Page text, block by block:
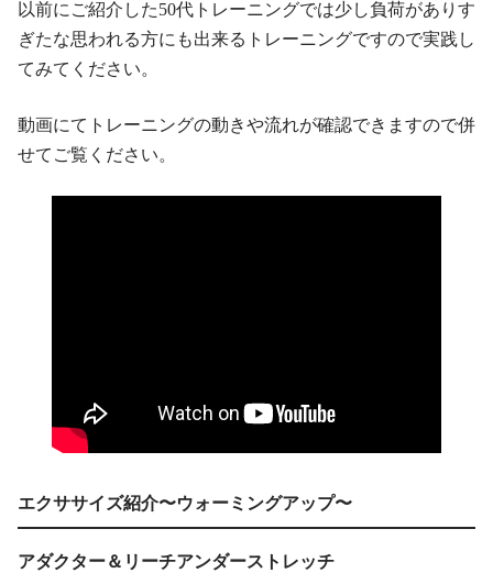
以前にご紹介した50代トレーニングでは少し負荷がありす
ぎたな思われる方にも出来るトレーニングですので実践し
てみてください。
動画にてトレーニングの動きや流れが確認できますので併
せてご覧ください。
エクササイズ紹介〜ウォーミングアップ〜
アダクター＆リーチアンダーストレッチ